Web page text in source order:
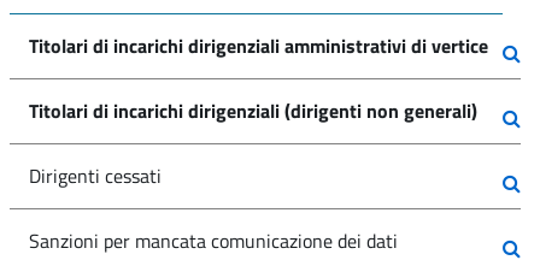
Titolari di incarichi dirigenziali amministrativi di vertice
Titolari di incarichi dirigenziali (dirigenti non generali)
Dirigenti cessati
Sanzioni per mancata comunicazione dei dati